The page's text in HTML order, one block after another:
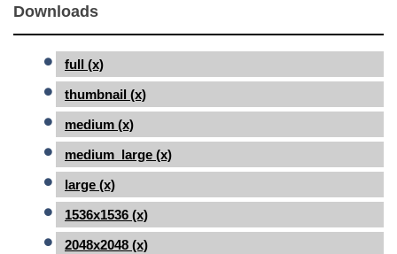
Downloads
full (x)
thumbnail (x)
medium (x)
medium_large (x)
large (x)
1536x1536 (x)
2048x2048 (x)